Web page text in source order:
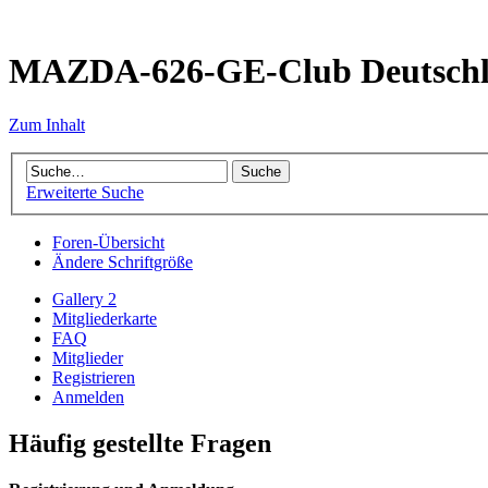
MAZDA-626-GE-Club
Zum Inhalt
Erweiterte Suche
Foren-Übersicht
Ändere Schriftgröße
Gallery 2
Mitgliederkarte
FAQ
Mitglieder
Registrieren
Anmelden
Häufig gestellte Fragen